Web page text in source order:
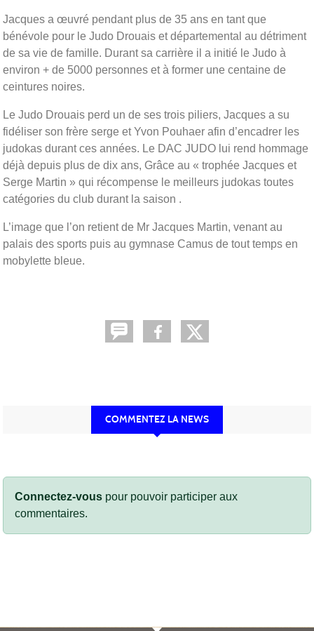
Jacques a œuvré pendant plus de 35 ans en tant que
bénévole pour le Judo Drouais et départemental au détriment
de sa vie de famille. Durant sa carrière il a initié le Judo à
environ + de 5000 personnes et à former une centaine de
ceintures noires.
Le Judo Drouais perd un de ses trois piliers, Jacques a su
fidéliser son frère serge et Yvon Pouhaer afin d’encadrer les
judokas durant ces années. Le DAC JUDO lui rend hommage
déjà depuis plus de dix ans, Grâce au « trophée Jacques et
Serge Martin » qui récompense le meilleurs judokas toutes
catégories du club durant la saison .
L’image que l’on retient de Mr Jacques Martin, venant au
palais des sports puis au gymnase Camus de tout temps en
mobylette bleue.
COMMENTEZ LA NEWS
Connectez-vous pour pouvoir participer aux
commentaires.